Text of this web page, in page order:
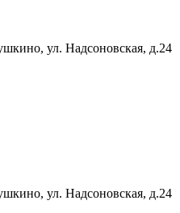
ул. Надсоновская, д.24
ул. Надсоновская, д.24